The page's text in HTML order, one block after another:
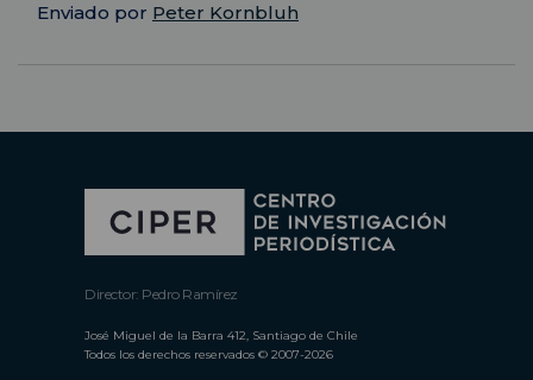
Enviado por Peter Kornbluh
Director: Pedro Ramírez
José Miguel de la Barra 412, Santiago de Chile
Todos los derechos reservados © 2007-2026